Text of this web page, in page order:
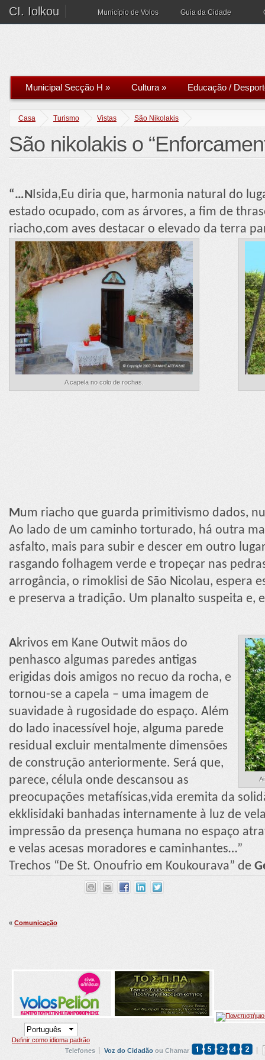
CI. Iolkou Município de Volos Guia da Cidade
Municipal Secção H » Cultura» Educação /
Casa Turismo Vistas São Nikolakis
São nikolakis o
“…N Isida,Eu diria que, harmonia natural do
estado ocupado, com as árvores, a fim de
riacho,com aves destacar o elevado da terra
A capela no colo de rochas.
Mum riacho que guarda primitivismo dados,
Ao lado de um caminho torturado, há outra
asfalto, mais para subir e descer em outro
rasgando folhagem verde e tropeçar nas
arrogância, o rimoklisi de São Nicolau, espera
e preserva a tradição. Um planalto suspeita e,
Akrivos em Kane Outwit mãos do
penhasco algumas paredes antigas
erigidas dois amigos no recuo da rocha, e
tornou-se a capela – uma imagem de
suavidade à rugosidade do espaço. Além
do lado inacessível hoje, alguma parede
residual excluir mentalmente dimensões
de construção anteriormente. Será que,
parece, célula onde descansou as
preocupações metafísicas,vida eremita da
ekklisidaki banhadas internamente à luz de
impressão da presença humana no espaço
e velas acesas moradores e caminhantes…”
Trechos “De St. Onoufrio em Koukourava” de
« Comunicação
Definir como idioma padrão
Telefones
Voz do Cidadão ou Chamar